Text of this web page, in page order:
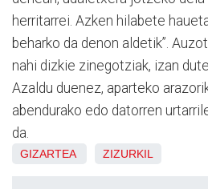
herritarrei. Azken hilabete
beharko da denon aldetik”.
nahi dizkie zinegotziak, izan
Azaldu duenez, aparteko
abendurako edo datorren
da.
GIZARTEA ZIZURKIL